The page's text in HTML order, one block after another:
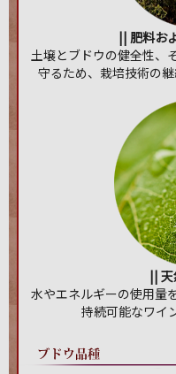
|| 肥料お
土壌とブドウの健全性、
守るため、栽培技術の
||
水やエネルギーの使用量
持続可能なワイ